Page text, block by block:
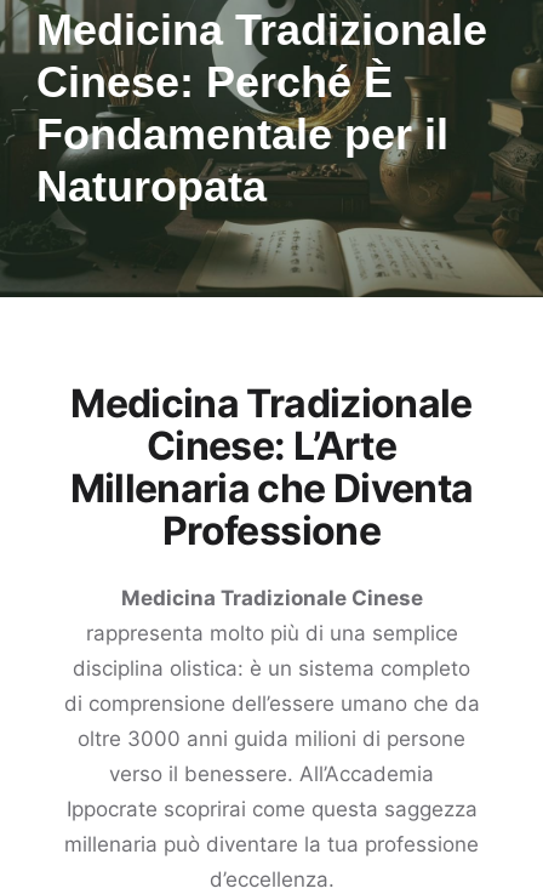
Medicina Tradizionale
Cinese: Perché È
Fondamentale per il
Naturopata
Medicina Tradizionale
Cinese: L’Arte
Millenaria che Diventa
Professione
Medicina Tradizionale Cinese
rappresenta molto più di una semplice
disciplina olistica: è un sistema completo
di comprensione dell’essere umano che da
oltre 3000 anni guida milioni di persone
verso il benessere. All’Accademia
Ippocrate scoprirai come questa saggezza
millenaria può diventare la tua professione
d’eccellenza.